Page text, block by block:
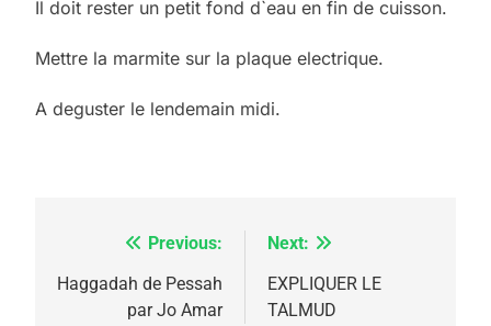
Il doit rester un petit fond d`eau en fin de cuisson.
Mettre la marmite sur la plaque electrique.
A deguster le lendemain midi.
Navigation
de
Previous:
Haggadah de Pessah
par Jo Amar
Next:
EXPLIQUER LE
TALMUD